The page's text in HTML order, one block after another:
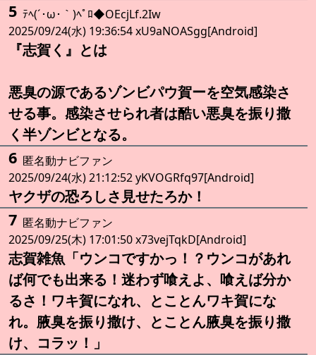
5 ﾃﾍ(´･ω･｀)ﾍﾟﾛ◆OEcjLf.2Iw
2025/09/24(水) 19:36:54 xU9aNOASgg[Android]
『志賀く』とは
悪臭の源であるゾンビパウ賀ーを空気感染さ
せる事。感染させられ者は酷い悪臭を振り撒
く半ゾンビとなる。
6 匿名動ナビファン
2025/09/24(水) 21:12:52 yKVOGRfq97[Android]
ヤクザの恐ろしさ見せたろか！
7 匿名動ナビファン
2025/09/25(木) 17:01:50 x73vejTqkD[Android]
志賀雑魚「ウンコですかっ！？ウンコがあれ
ば何でも出来る！迷わず喰えよ、喰えば分か
るさ！ワキ賀になれ、とことんワキ賀にな
れ。腋臭を振り撒け、とことん腋臭を振り撒
け、コラッ！」